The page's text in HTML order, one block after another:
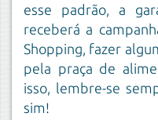
esse padrão, a
receberá a
Shopping, fazer
pela praça de
isso, lembre-se
sim!